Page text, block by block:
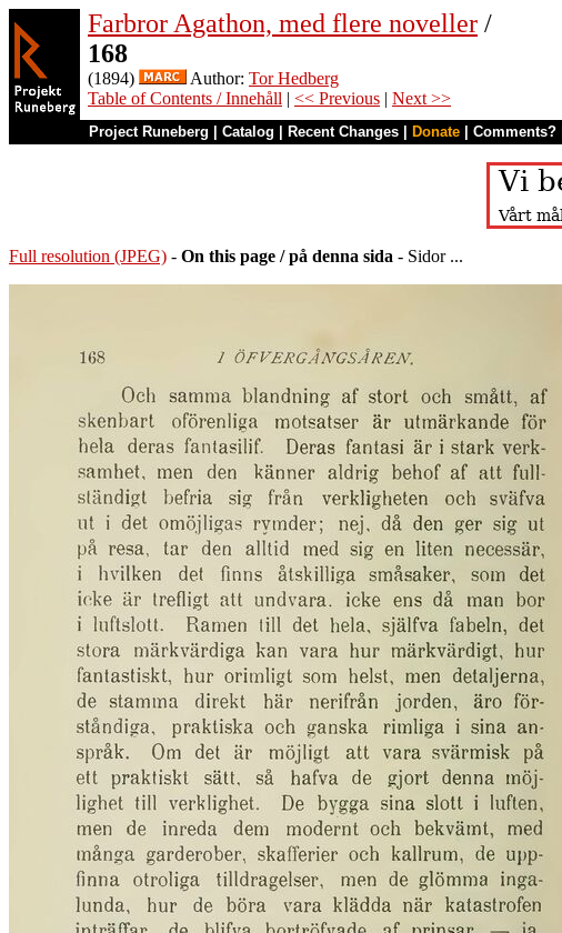
Farbror Agathon, med flere noveller /
168
(1894) Author: Tor Hedberg
Table of Contents / Innehåll | << Previous | Next >>
Project Runeberg Catalog Recent Changes Donate Comments?
Full resolution (JPEG) - On this page / på denna sida - Sidor ...